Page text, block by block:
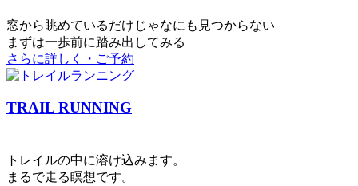
窓から眺めているだけじゃなにも見つからない
まずは一歩前に踏み出してみる
さらに詳しく・ご予約
TRAIL RUNNING
トレイルの中に溶け込みます。
まるで⾛る瞑想です。